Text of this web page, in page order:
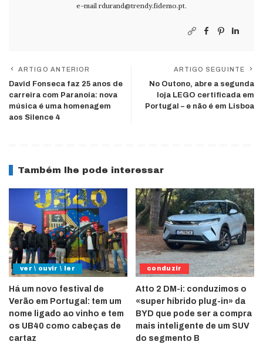
e-mail rdurand@trendy.fidemo.pt.
ARTIGO ANTERIOR
David Fonseca faz 25 anos de
carreira com Paranoia: nova
música é uma homenagem
aos Silence 4
ARTIGO SEGUINTE
No Outono, abre a segunda
loja LEGO certificada em
Portugal – e não é em Lisboa
Também lhe pode interessar
ver \ ouvir \ ler
Há um novo festival de
Verão em Portugal: tem um
nome ligado ao vinho e tem
os UB40 como cabeças de
cartaz
conduzir
Atto 2 DM-i: conduzimos o
«super híbrido plug-in» da
BYD que pode ser a compra
mais inteligente de um SUV
do segmento B